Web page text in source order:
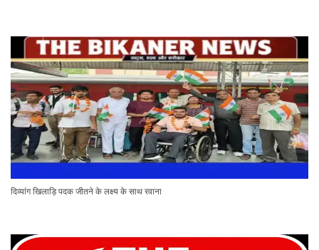
दिव्यांग खिलाड़ि पदक जीतने के लक्ष्य के साथ रवाना